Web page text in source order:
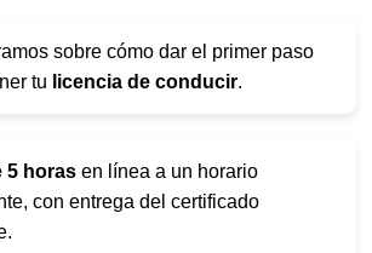
sobre cómo dar el primer paso
tu licencia de conducir.
5 horas en línea a un horario
con entrega del certificado